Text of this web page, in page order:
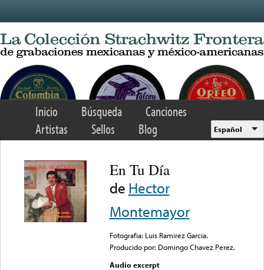
Inicio Búsqueda
Canciones
Artistas
Sellos Blog Español
En Tu Día
de Hector
Montemayor
Fotografia: Luis Ramirez Garcia.
Producido por: Domingo Chavez Perez.
Audio excerpt